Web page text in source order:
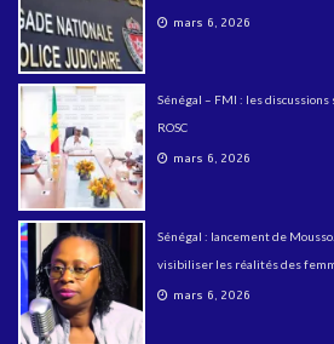
mars 6, 2026
Sénégal – FMI : les
ROSC
mars 6, 2026
Sénégal : lancement de
visibiliser les réalités des
mars 6, 2026